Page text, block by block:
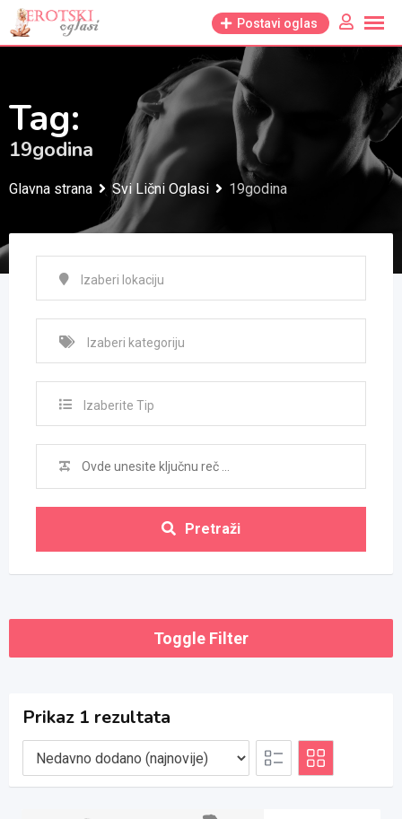
Skip
to
Postavi oglas
Tag:
19godina
Glavna strana Svi Lični Oglasi 19godina
Izaberite Tip
Pretraži
Toggle Filter
Prikaz 1 rezultata